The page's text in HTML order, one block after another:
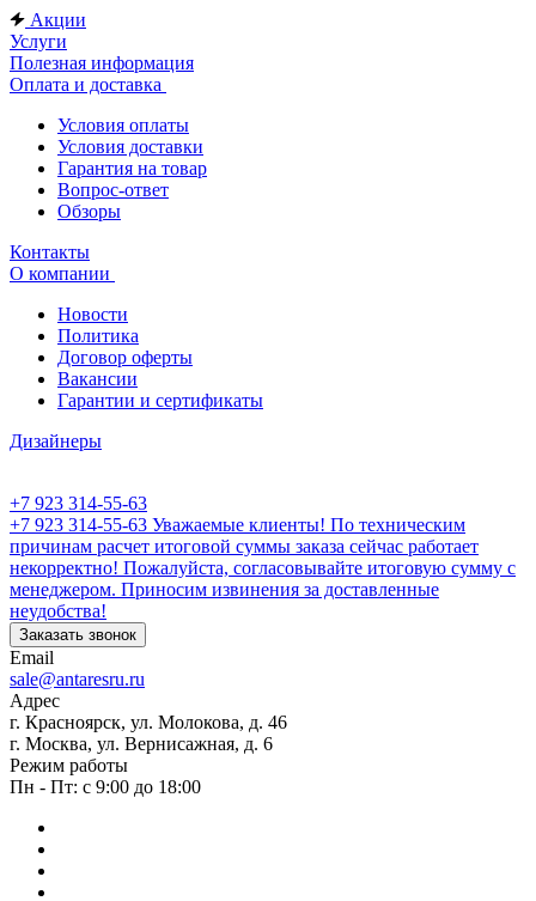
Акции
Услуги
Полезная информация
Оплата и доставка
Условия оплаты
Условия доставки
Гарантия на товар
Вопрос-ответ
Обзоры
Контакты
О компании
Новости
Политика
Договор оферты
Вакансии
Гарантии и сертификаты
Дизайнеры
+7 923 314-55-63
+7 923 314-55-63 Уважаемые клиенты! По техническим
причинам расчет итоговой суммы заказа сейчас работает
некорректно! Пожалуйста, согласовывайте итоговую сумму с
менеджером. Приносим извинения за доставленные
неудобства!
Заказать звонок
Email
sale@antaresru.ru
Адрес
г. Красноярск, ул. Молокова, д. 46
г. Москва, ул. Вернисажная, д. 6
Режим работы
Пн - Пт: с 9:00 до 18:00